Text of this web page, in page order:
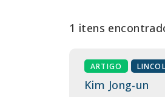
1 itens
ARTIGO
Kim Jong-un